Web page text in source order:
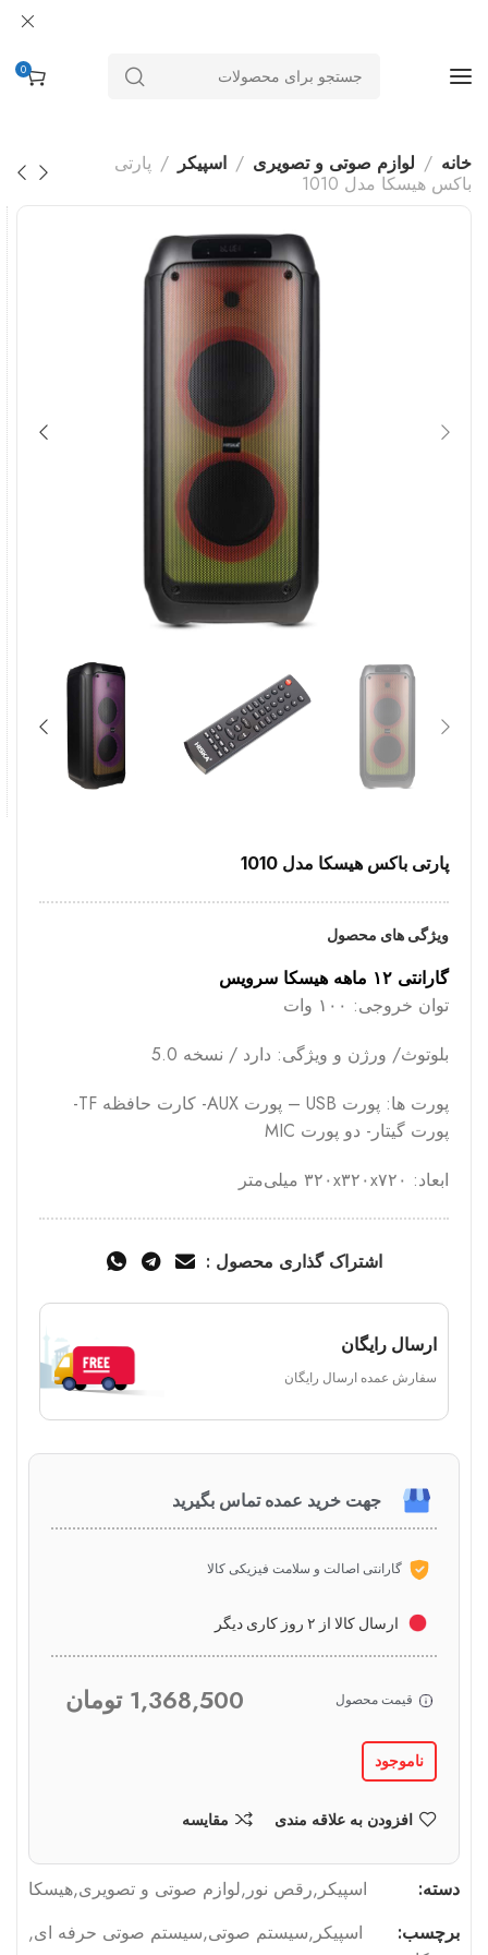
0
خانه لوازم صوتی و تصویری اسپیکر
پارتی
باکس هیسکا مدل 1010
پارتی باکس هیسکا مدل 1010
ویژگی های محصول
گارانتی ۱۲ ماهه هیسکا سرویس
توان خروجی: ۱۰۰ وات
بلوتوث/ ورژن و ویژگی: دارد / نسخه 5.0
پورت‌ ها: پورت USB – پورت AUX- کارت حافظه TF-
پورت گیتار- دو پورت MIC
ابعاد: ۳۲۰x۳۲۰x۷۲۰ میلی‌متر
اشتراک گذاری محصول :
ارسال رایگان
سفارش عمده ارسال رایگان
جهت خرید عمده تماس بگیرید
گارانتی اصالت و سلامت فیزیکی کالا
ارسال کالا از ۲ روز کاری دیگر
قیمت محصول 1,368,500 تومان
ناموجود
افزودن به علاقه مندی مقایسه
دسته: اسپیکر ,رقص نور ,لوازم صوتی و تصویری,هیسکا
برچسب:
اسپیکر ,سیستم صوتی,سیستم صوتی حرفه ای,